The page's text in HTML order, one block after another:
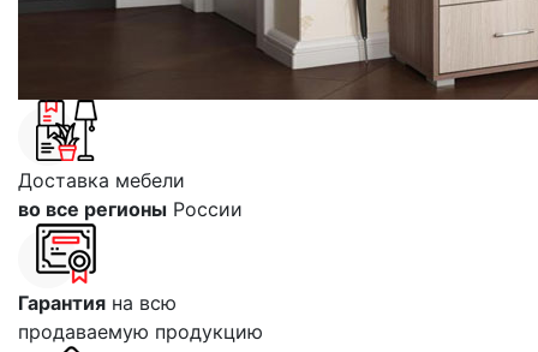
Доставка мебели
во все регионы России
Гарантия на всю
продаваемую продукцию